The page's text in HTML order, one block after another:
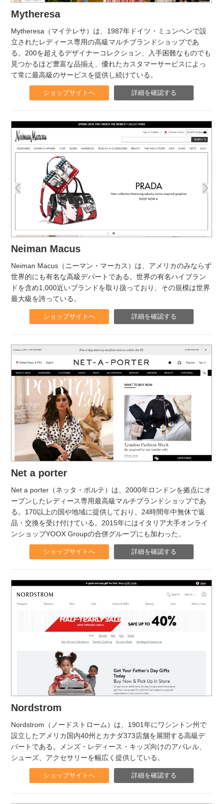
Mytheresa
Mytheresa（マイテレサ）は、1987年ドイツ・ミュンヘンで設
立されたレディース専用の高級マルチブランドショップであ
る。200を超えるデザイナーコレクション、入手困難なものでも
見つかるほど豊富な品揃え、優れたカスタマーサービスによっ
て常に最高級のサービスを提供し続けている。
ショップサイトへ 詳細を確認する
Neiman Macus
Neiman Macus（ニーマン・マーカス）は、アメリカのみならず
世界的にも有名な高級デパートである。世界の有名ハイブラン
ドを含め1,000近いブランドを取り扱っており、その規模は世界
最大級を誇っている。
ショップサイトへ 詳細を確認する
Net a porter
Net a porter（ネッタ・ポルテ）は、2000年ロンドンを拠点にオ
ープンしたレディース専用最高級マルチブランドショップであ
る。170以上の国や地域に提供しており、24時間年中無休で返
品・交換を受け付けている。2015年にはイタリア大手オンライ
ンショップYOOX Groupの合併グループにも加わった。
ショップサイトへ 詳細を確認する
Nordstrom
Nordstrom（ノードストローム）は、1901年にワシントン州で
設立したアメリカ国内40州とカナダ373店舗を展開する高級デ
パートである。メンズ・レディース・キッズ向けのアパレル、
シューズ、アクセサリーを幅広く提供している。
ショップサイトへ 詳細を確認する